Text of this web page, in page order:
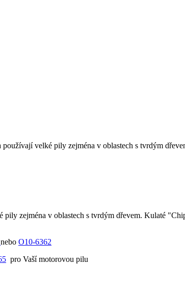
velké pily zejména v oblastech s tvrdým
zejména v oblastech s tvrdým dřevem. Kulaté
nebo O10-6362
pro Vaší motorovou pilu